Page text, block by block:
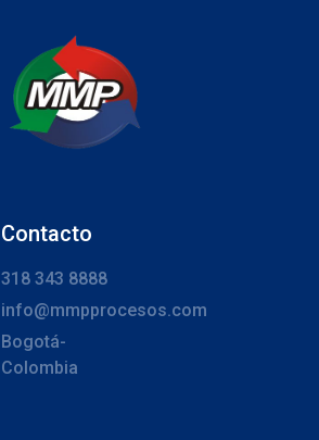
Contacto
318 343 8888
info@mmpprocesos.com
Bogotá-
Colombia